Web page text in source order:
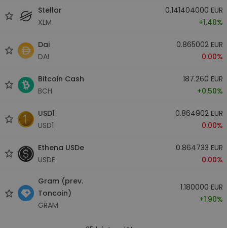
Stellar
XLM
0.141404000 EUR
+1.40%
Dai
DAI
0.865002 EUR
0.00%
Bitcoin Cash
BCH
187.260 EUR
+0.50%
USD1
USD1
0.864902 EUR
0.00%
Ethena USDe
USDE
0.864733 EUR
0.00%
Gram (prev.
Toncoin)
GRAM
1.180000 EUR
+1.90%